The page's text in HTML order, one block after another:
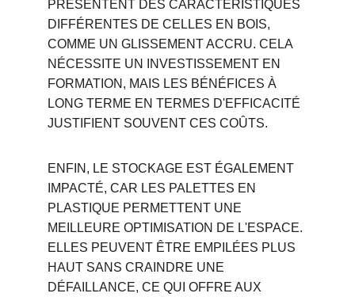
PRÉSENTENT DES CARACTÉRISTIQUES
DIFFÉRENTES DE CELLES EN BOIS,
COMME UN GLISSEMENT ACCRU. CELA
NÉCESSITE UN INVESTISSEMENT EN
FORMATION, MAIS LES BÉNÉFICES À
LONG TERME EN TERMES D'EFFICACITÉ
JUSTIFIENT SOUVENT CES COÛTS.
ENFIN, LE STOCKAGE EST ÉGALEMENT
IMPACTÉ, CAR LES PALETTES EN
PLASTIQUE PERMETTENT UNE
MEILLEURE OPTIMISATION DE L'ESPACE.
ELLES PEUVENT ÊTRE EMPILÉES PLUS
HAUT SANS CRAINDRE UNE
DÉFAILLANCE, CE QUI OFFRE AUX